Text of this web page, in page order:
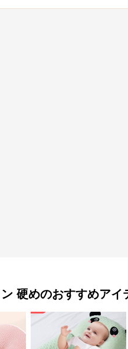
硬めのおすすめアイ